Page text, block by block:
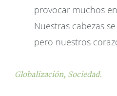
provocar muchos
Nuestras cabezas
pero nuestros
Globalización, Sociedad.